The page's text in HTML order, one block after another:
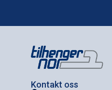
Kontakt oss